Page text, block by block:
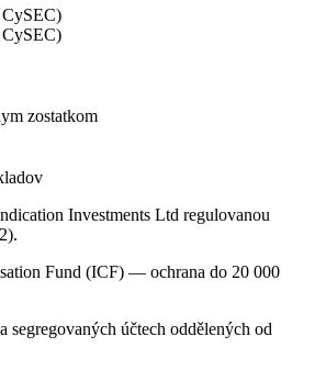
zostatkom
Investments Ltd regulovanou
Fund (ICF) — ochrana do 20 000
segregovaných účtech oddělených od